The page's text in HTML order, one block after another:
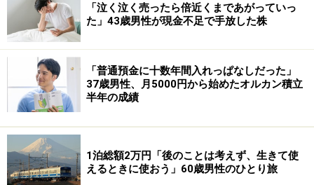
で、養育費が止まったり減額したら生活できない。小さ
な子どもがいたが、実家という環境を生かしてなんとか
就職できた」と言います。
「泣く泣く売ったら倍近くまであがっていっ
た」43歳男性が現金不足で手放した株
「普通預金に十数年間入れっぱなしだった」
37歳男性、月5000円から始めたオルカン積立
半年の成績
1泊総額2万円「後のことは考えず、生きて使
えるときに使おう」60歳男性のひとり旅